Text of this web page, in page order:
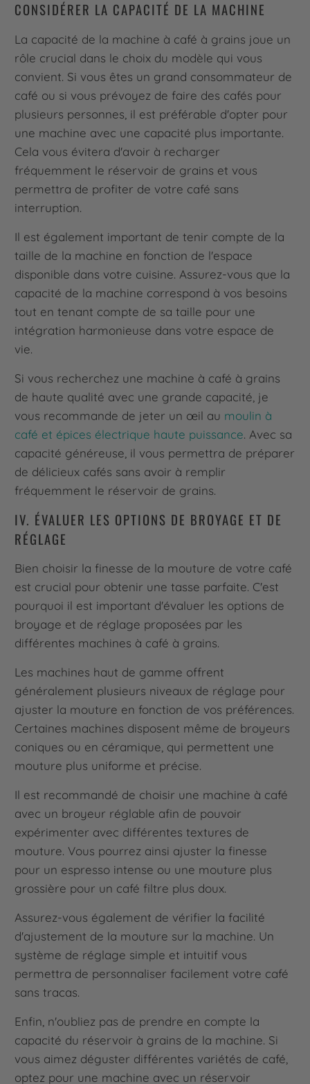
CONSIDÉRER LA CAPACITÉ DE LA MACHINE
La capacité de la machine à café à grains joue un
rôle crucial dans le choix du modèle qui vous
convient. Si vous êtes un grand consommateur de
café ou si vous prévoyez de faire des cafés pour
plusieurs personnes, il est préférable d'opter pour
une machine avec une capacité plus importante.
Cela vous évitera d'avoir à recharger
fréquemment le réservoir de grains et vous
permettra de profiter de votre café sans
interruption.
Il est également important de tenir compte de la
taille de la machine en fonction de l'espace
disponible dans votre cuisine. Assurez-vous que la
capacité de la machine correspond à vos besoins
tout en tenant compte de sa taille pour une
intégration harmonieuse dans votre espace de
vie.
Si vous recherchez une machine à café à grains
de haute qualité avec une grande capacité, je
vous recommande de jeter un œil au moulin à
café et épices électrique haute puissance. Avec sa
capacité généreuse, il vous permettra de préparer
de délicieux cafés sans avoir à remplir
fréquemment le réservoir de grains.
IV. ÉVALUER LES OPTIONS DE BROYAGE ET DE
RÉGLAGE
Bien choisir la finesse de la mouture de votre café
est crucial pour obtenir une tasse parfaite. C'est
pourquoi il est important d'évaluer les options de
broyage et de réglage proposées par les
différentes machines à café à grains.
Les machines haut de gamme offrent
généralement plusieurs niveaux de réglage pour
ajuster la mouture en fonction de vos préférences.
Certaines machines disposent même de broyeurs
coniques ou en céramique, qui permettent une
mouture plus uniforme et précise.
Il est recommandé de choisir une machine à café
avec un broyeur réglable afin de pouvoir
expérimenter avec différentes textures de
mouture. Vous pourrez ainsi ajuster la finesse
pour un espresso intense ou une mouture plus
grossière pour un café filtre plus doux.
Assurez-vous également de vérifier la facilité
d'ajustement de la mouture sur la machine. Un
système de réglage simple et intuitif vous
permettra de personnaliser facilement votre café
sans tracas.
Enfin, n'oubliez pas de prendre en compte la
capacité du réservoir à grains de la machine. Si
vous aimez déguster différentes variétés de café,
optez pour une machine avec un réservoir